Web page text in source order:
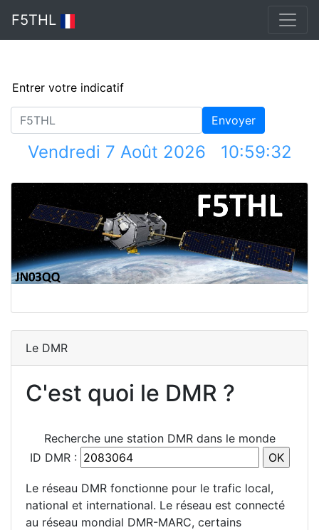
F5THL
Email
Envoyer
Vendredi 7 Août 2026 10:59:32
Le DMR
C'est quoi le DMR ?
Recherche une station DMR dans le monde
ID DMR :
Le réseau DMR fonctionne pour le trafic local,
national et international. Le réseau est connecté
au réseau mondial DMR-MARC, certains